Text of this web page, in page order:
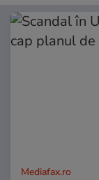
Mediafax.ro